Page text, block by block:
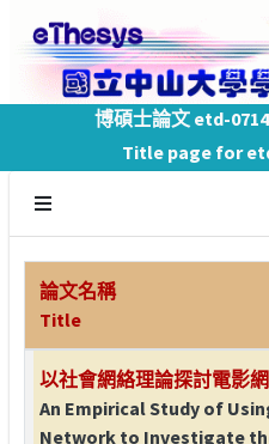
博碩士論文 etd-
Title page for
論文名稱
Title
以社會網絡理論探討電影
An Empirical Study of
Network to Investigate